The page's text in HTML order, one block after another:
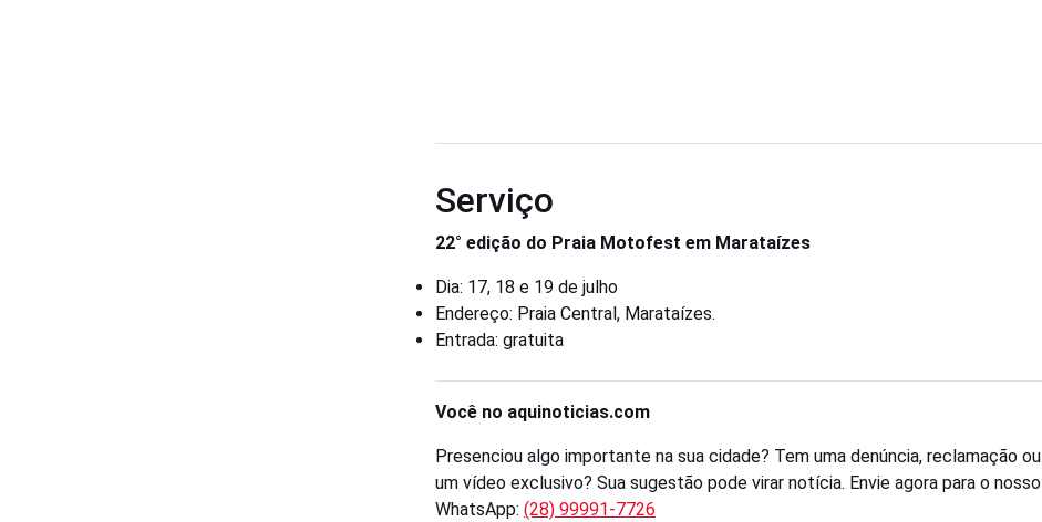
Serviço
22° edição do Praia Motofest em Marataízes
Dia: 17, 18 e 19 de julho
Endereço: Praia Central, Marataízes.
Entrada: gratuita
Você no aquinoticias.com
Presenciou algo importante na sua cidade? Tem uma denúncia, reclamação ou
um vídeo exclusivo? Sua sugestão pode virar notícia. Envie agora para o nosso
WhatsApp: (28) 99991-7726